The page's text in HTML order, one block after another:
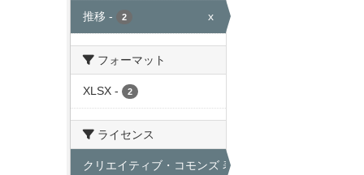
推移 - 2 x
フォーマット
XLSX - 2
ライセンス
クリエイティブ・コモンズ 表示